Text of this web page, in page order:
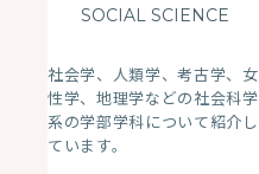
SOCIAL SCIENCE
社会学、人類学、考古学、女
性学、地理学などの社会科学
系の学部学科について紹介し
ています。